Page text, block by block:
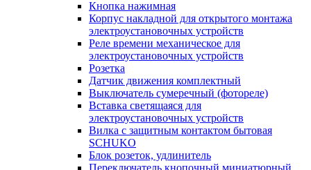
Кнопка нажимная
Корпус накладной для открытого монтажа
электроустановочных устройств
Реле времени механическое для
электроустановочных устройств
Розетка
Датчик движения комплектный
Выключатель сумеречный (фотореле)
Вставка светящаяся для
электроустановочных устройств
Вилка с защитным контактом бытовая
SCHUKO
Блок розеток, удлинитель
Переключатель кнопочный миниатюрный